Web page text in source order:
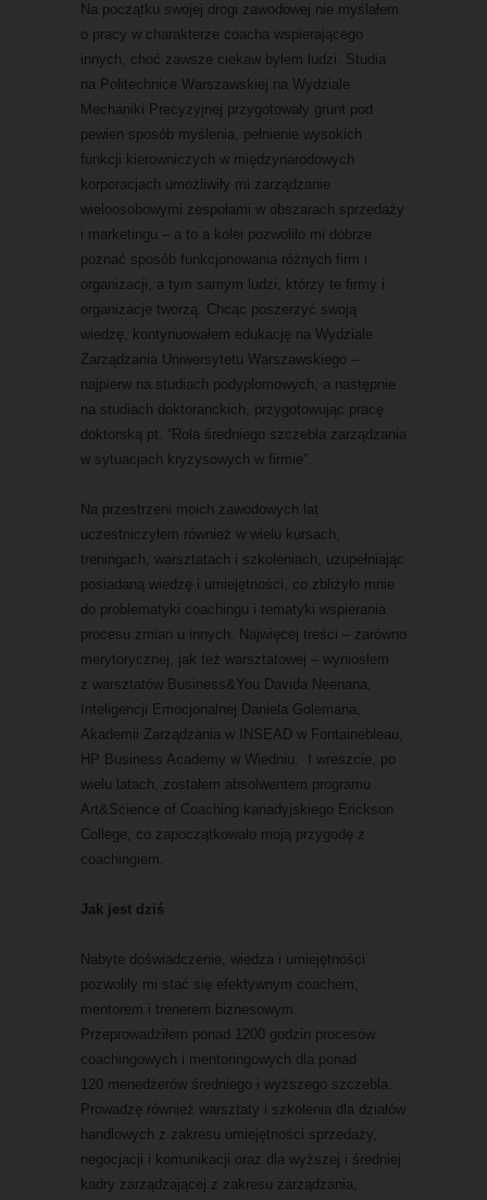
Na początku swojej drogi zawodowej nie myślałem
o pracy w charakterze coacha wspierającego
innych, choć zawsze ciekaw byłem ludzi. Studia
na Politechnice Warszawskiej na Wydziale
Mechaniki Precyzyjnej przygotowały grunt pod
pewien sposób myślenia, pełnienie wysokich
funkcji kierowniczych w międzynarodowych
korporacjach umożliwiły mi zarządzanie
wieloosobowymi zespołami w obszarach sprzedaży
i marketingu – a to a kolei pozwoliło mi dobrze
poznać sposób funkcjonowania różnych firm i
organizacji, a tym samym ludzi, którzy te firmy i
organizacje tworzą. Chcąc poszerzyć swoją
wiedzę, kontynuowałem edukację na Wydziale
Zarządzania Uniwersytetu Warszawskiego –
najpierw na studiach podyplomowych, a następnie
na studiach doktoranckich, przygotowując pracę
doktorską pt. “Rola średniego szczebla zarządzania
w sytuacjach kryzysowych w firmie”.
Na przestrzeni moich zawodowych lat
uczestniczyłem również w wielu kursach,
treningach, warsztatach i szkoleniach, uzupełniając
posiadaną wiedzę i umiejętności, co zbliżyło mnie
do problematyki coachingu i tematyki wspierania
procesu zmian u innych. Najwięcej treści – zarówno
merytorycznej, jak też warsztatowej – wyniosłem
z warsztatów Business&You Davida Neenana,
Inteligencji Emocjonalnej Daniela Golemana,
Akademii Zarządzania w INSEAD w Fontainebleau,
HP Business Academy w Wiedniu. I wreszcie, po
wielu latach, zostałem absolwentem programu
Art&Science of Coaching kanadyjskiego Erickson
College, co zapoczątkowało moją przygodę z
coachingiem.
Jak jest dziś
Nabyte doświadczenie, wiedza i umiejętności
pozwoliły mi stać się efektywnym coachem,
mentorem i trenerem biznesowym.
Przeprowadziłem ponad 1200 godzin procesów
coachingowych i mentoringowych dla ponad
120 menedżerów średniego i wyższego szczebla.
Prowadzę również warsztaty i szkolenia dla działów
handlowych z zakresu umiejętności sprzedaży,
negocjacji i komunikacji oraz dla wyższej i średniej
kadry zarządzającej z zakresu zarządzania,